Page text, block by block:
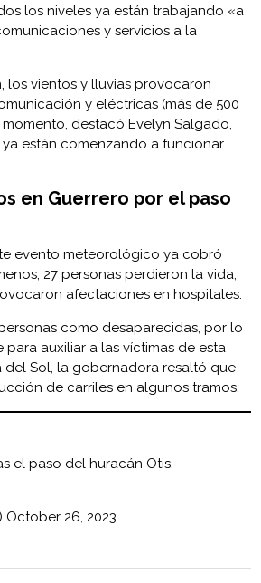
los niveles ya están trabajando «a
y servicios a la
los vientos y lluvias provocaron
y eléctricas (más de 500
destacó Evelyn Salgado,
están comenzando a funcionar
en Guerrero por el paso
evento meteorológico ya cobró
27 personas perdieron la vida,
afectaciones en hospitales.
como desaparecidas, por lo
auxiliar a las víctimas de esta
Sol, la gobernadora resaltó que
de carriles en algunos tramos.
el paso del huracán Otis.
October 26, 2023